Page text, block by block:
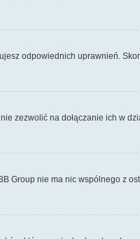
odpowiednich uprawnień.
zezwolić na dołączanie ich w
Group nie ma nic wspólnego z